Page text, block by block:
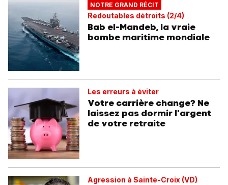
NOTRE GRAND RÉCIT
Redoutables détroits (2/4)
Bab el-Mandeb, la vraie
bombe maritime mondiale
Les erreurs à éviter
Votre carrière change? Ne
laissez pas dormir l'argent
de votre retraite
Agression à Sainte-Croix (VD)